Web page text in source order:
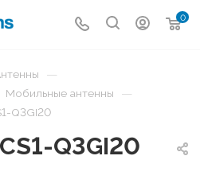
0
—
Мобильные антенны —
Q3GI20
Q3GI20